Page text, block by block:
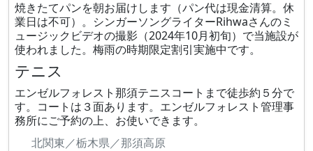
焼きたてパンを朝お届けします（パン代は現金清算。休
業日は不可）。シンガーソングライターRihwaさんのミ
ュージックビデオの撮影（2024年10月初旬）で当施設が
使われました。梅雨の時期限定割引実施中です。
テニス
エンゼルフォレスト那須テニスコートまで徒歩約５分で
す。コートは３面あります。エンゼルフォレスト管理事
務所にご予約の上、お使いできます。
北関東／栃木県／那須高原